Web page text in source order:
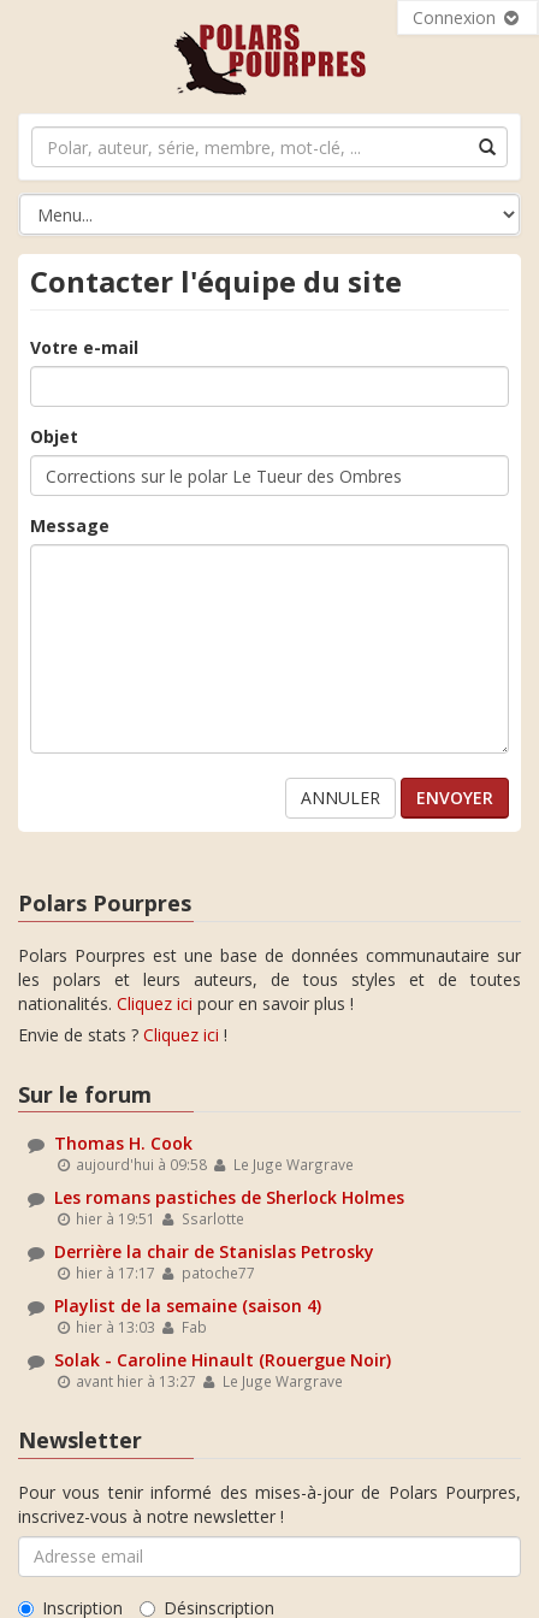
Connexion
Contacter l'équipe du site
Votre e-mail
Objet
Message
ANNULER
Polars Pourpres
Polars Pourpres est une base de données communautaire sur
les polars et leurs auteurs, de tous styles et de toutes
nationalités. Cliquez ici pour en savoir plus !
Envie de stats ? Cliquez ici !
Sur le forum
Thomas H. Cook
aujourd'hui à 09:58 Le Juge Wargrave
Les romans pastiches de Sherlock Holmes
hier à 19:51 Ssarlotte
Derrière la chair de Stanislas Petrosky
hier à 17:17 patoche77
Playlist de la semaine (saison 4)
hier à 13:03 Fab
Solak - Caroline Hinault (Rouergue Noir)
avant hier à 13:27 Le Juge Wargrave
Newsletter
Pour vous tenir informé des mises-à-jour de Polars Pourpres,
inscrivez-vous à notre newsletter !
Inscription Désinscription